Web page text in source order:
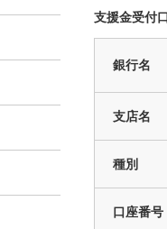
支援金受付
銀行名
支店名
種別
口座番号